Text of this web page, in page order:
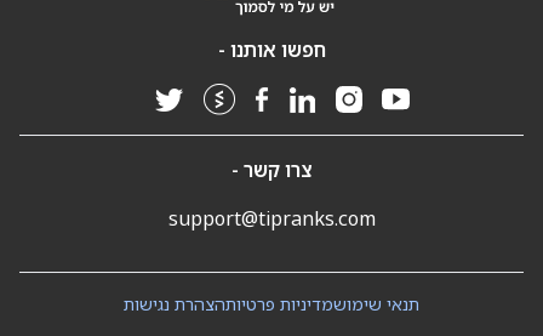
חפשו אותנו -
צרו קשר -
support@tipranks.com
הצהרת נגישותמדיניות פרטיותתנאי שימוש